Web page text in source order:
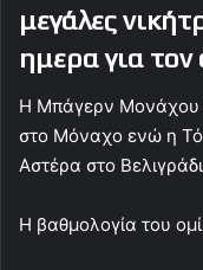
μεγάλες
ημερα για
Η Μπάγερν Μονάχου
στο Μόναχο ενώ η
Αστέρα στο
Η βαθμολογία του